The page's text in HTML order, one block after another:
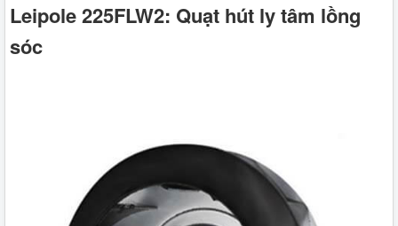
Liên hệ
Tin tức
Leipole 225FLW2: Quạt hút ly tâm lồng
sóc